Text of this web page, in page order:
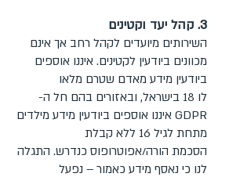
3. קהל יעד וקטינים
השירותים מיועדים לקהל רחב אך אינם
מכוונים ביודעין לקטינים. איננו אוספים
ביודעין מידע מאדם שטרם מלאו
לו 18 בישראל, ובאזורים בהם חל ה-
GDPR איננו אוספים ביודעין מידע מילדים
מתחת לגיל 16 ללא קבלת
הסכמת הורה/אפוטרופוס כנדרש. התגלה
לנו כי נאסף מידע כאמור – נפעל